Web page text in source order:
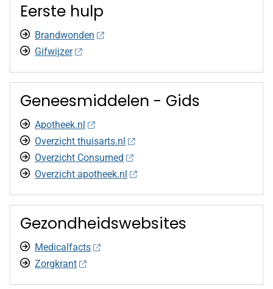
Eerste hulp
Brandwonden
Gifwijzer
Geneesmiddelen - Gids
Apotheek.nl
Overzicht thuisarts.nl
Overzicht Consumed
Overzicht apotheek.nl
Gezondheidswebsites
Medicalfacts
Zorgkrant